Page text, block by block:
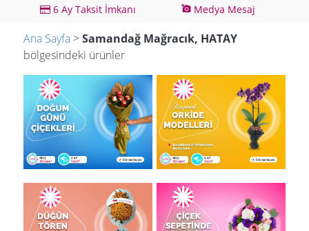
6 Ay Taksit İmkanı
add_a_photo Medya Mesaj
Ana Sayfa >Samandağ Mağracık, HATAY
bölgesindeki ürünler